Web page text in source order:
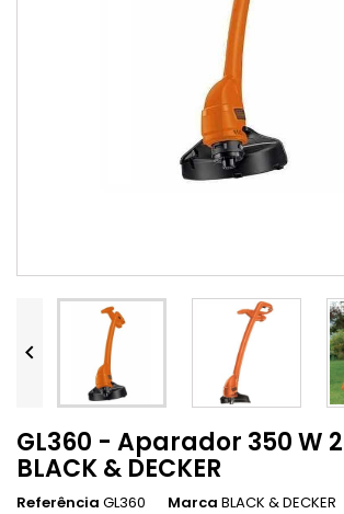

GL360 - Aparador 350 W
BLACK & DECKER
Referência GL360 Marca BLACK & DECKER